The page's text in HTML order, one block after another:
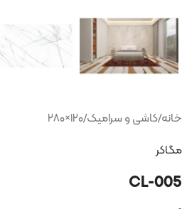
خانه/کاشی و سرامیک/۱۲۰×۲۸۰
مگاکر
CL-005